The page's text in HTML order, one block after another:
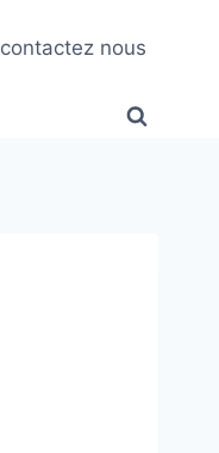
contactez nous